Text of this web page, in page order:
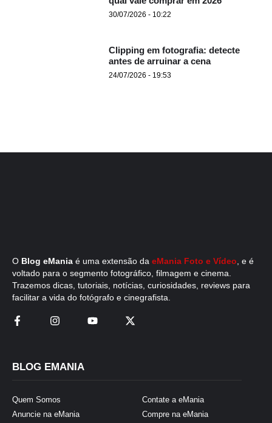
30/07/2026 - 10:22
Clipping em fotografia: detecte
antes de arruinar a cena
24/07/2026 - 19:53
O Blog eMania é uma extensão da eMania Foto e Vídeo , e é
voltado para o segmento fotográfico, filmagem e cinema.
Trazemos dicas, tutoriais, notícias, curiosidades, reviews para
facilitar a vida do fotógrafo e cinegrafista.
BLOG EMANIA
Quem Somos
Anuncie na eMania
Contate a eMania
Compre na eMania